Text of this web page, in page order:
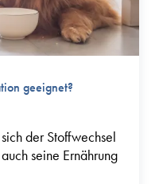
geeignet?
der Stoffwechsel
seine Ernährung